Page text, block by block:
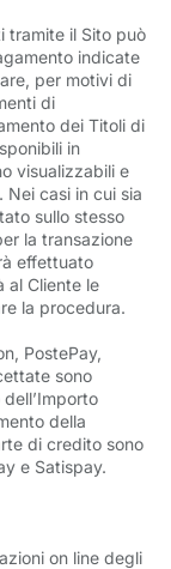
tramite il Sito può
indicate
per motivi di
di
dei Titoli di
in
visualizzabili e
casi in cui sia
sullo stesso
la transazione
effettuato
al Cliente le
la procedura.
PostePay,
sono
della
di credito sono
e Satispay.
on line degli